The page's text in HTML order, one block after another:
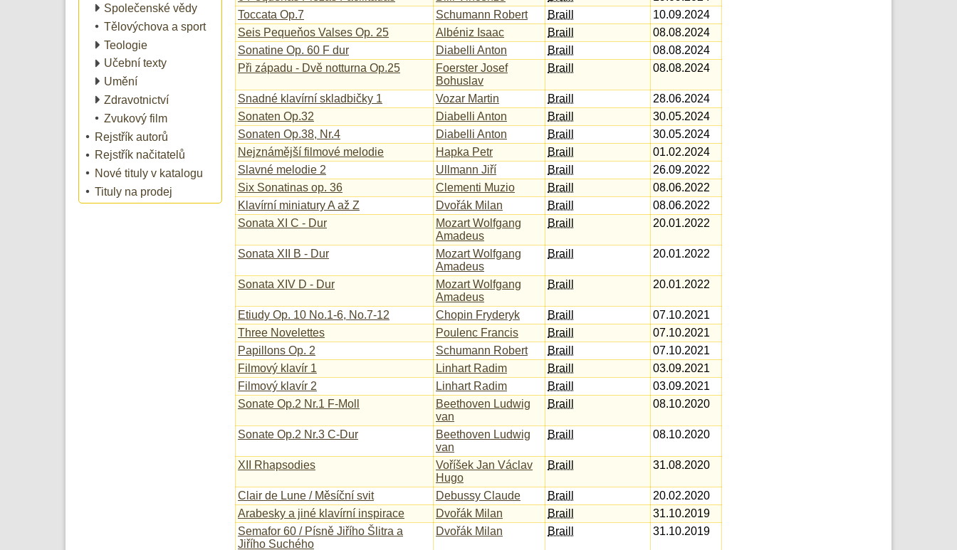
Společenské vědy
Tělovýchova a sport
Teologie
Učební texty
Umění
Zdravotnictví
Zvukový film
Rejstřík autorů
Rejstřík načitatelů
Nové tituly v katalogu
Tituly na prodej
Toccata Op.7
Schumann Robert Braill
10.09.2024
Seis Pequeňos Valses Op. 25
Albéniz Isaac Braill
08.08.2024
Sonatine Op. 60 F dur
Diabelli Anton Braill
08.08.2024
Při západu - Dvě notturna Op.25
Foerster Josef
Bohuslav
Braill 08.08.2024
Snadné klavírní skladbičky 1 Vozar Martin Braill
28.06.2024
Sonaten Op.32
Diabelli Anton Braill
30.05.2024
Sonaten Op.38, Nr.4
Diabelli Anton Braill
30.05.2024
Nejznámější filmové melodie
Hapka Petr Braill
01.02.2024
Slavné melodie 2
Ullmann Jiří Braill
26.09.2022
Six Sonatinas op. 36
Clementi Muzio Braill
08.06.2022
Klavírní miniatury A až Z
Dvořák Milan Braill
08.06.2022
Sonata XI C - Dur
Mozart Wolfgang
Amadeus
Braill 20.01.2022
Sonata XII B - Dur
Mozart Wolfgang
Amadeus
Braill 20.01.2022
Sonata XIV D - Dur
Mozart Wolfgang
Amadeus
Braill 20.01.2022
Etiudy Op. 10 No.1-6, No.7-12 Chopin Fryderyk Braill
07.10.2021
Three Novelettes
Poulenc Francis Braill
07.10.2021
Papillons Op. 2
Schumann Robert Braill
07.10.2021
Filmový klavír 1
Linhart Radim Braill
03.09.2021
Filmový klavír 2
Linhart Radim Braill
03.09.2021
Sonate Op.2 Nr.1 F-Moll
Beethoven Ludwig
van
Braill 08.10.2020
Sonate Op.2 Nr.3 C-Dur
Beethoven Ludwig
van
Braill 08.10.2020
XII Rhapsodies
Voříšek Jan Václav
Hugo
Braill 31.08.2020
Clair de Lune / Měsíční svit Debussy Claude Braill
20.02.2020
Arabesky a jiné klavírní inspirace
Dvořák Milan Braill
31.10.2019
Semafor 60 / Písně Jiřího Šlitra a
Jiřího Suchého
Dvořák Milan Braill 31.10.2019